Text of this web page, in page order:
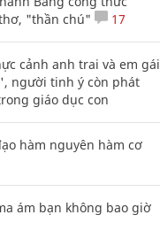
"thần chú"
17
cảnh anh trai và em gái
người tinh ý còn phát
giáo dục con
hàm nguyên hàm cơ
ám bạn không bao giờ